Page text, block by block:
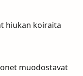
hiukan koiraita
muodostavat